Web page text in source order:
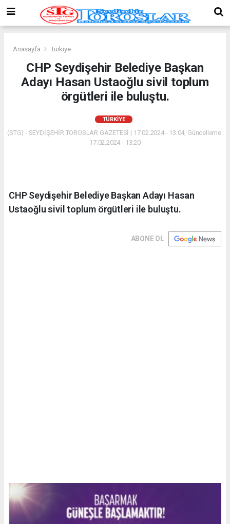
Anasayfa Türkiye
CHP Seydişehir Belediye Başkan
Adayı Hasan Ustaoğlu sivil toplum
örgütleri ile buluştu.
TÜRKIYE
(STG) - SEYDİŞEHİR TOROSLAR GAZETESİ | 17.02.2024 - 13:04, Güncelleme:
17.02.2024 - 13:20
CHP Seydişehir Belediye Başkan Adayı Hasan
Ustaoğlu sivil toplum örgütleri ile buluştu.
ABONE OL